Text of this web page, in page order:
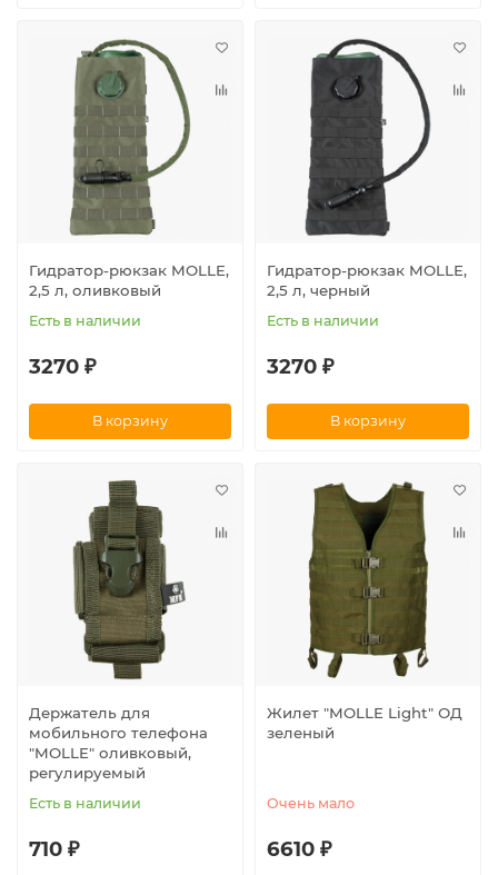
Гидратор-рюкзак MOLLE,
2,5 л, оливковый
Есть в наличии
3270 ₽
В корзину
Гидратор-рюкзак MOLLE,
2,5 л, черный
Есть в наличии
3270 ₽
В корзину
Держатель для
мобильного телефона
"MOLLE" оливковый,
регулируемый
Есть в наличии
710 ₽
Жилет "MOLLE Light" ОД
зеленый
Очень мало
6610 ₽